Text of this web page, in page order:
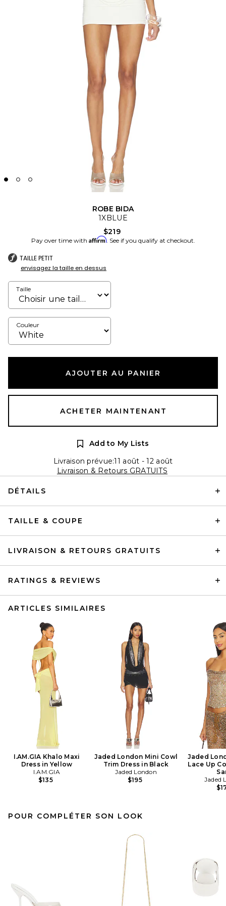
ROBE BIDA
1XBLUE
$219
Pay over time with Affirm. See if you qualify at checkout.
TAILLE PETIT
envisagez la taille en dessus
Taille
Couleur
AJOUTER AU PANIER
ACHETER MAINTENANT
Add to My Lists
Livraison prévue:11 août - 12 août
Livraison & Retours GRATUITS
DÉTAILS
TAILLE & COUPE
LIVRAISON & RETOURS GRATUITS
RATINGS & REVIEWS
ARTICLES SIMILAIRES
I.AM.GIA Khalo Maxi
Dress in Yellow
I.AM.GIA
$135
Jaded London Mini Cowl
Trim Dress in Black
Jaded London
$195
Jaded
Lace Up
Jaded
POUR COMPLÉTER SON LOOK